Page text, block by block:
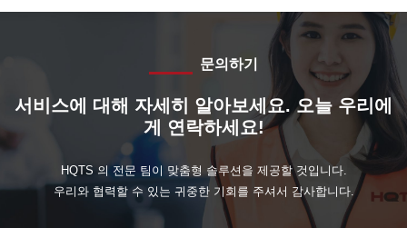
문의하기
서비스에 대해 자세히 알아보세요. 오늘 우리에
게 연락하세요!
HQTS 의 전문 팀이 맞춤형 솔루션을 제공할 것입니다.
우리와 협력할 수 있는 귀중한 기회를 주셔서 감사합니다.